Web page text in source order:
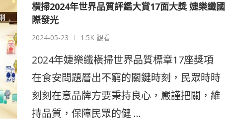
橫掃2024年世界品質評鑑大賞17面大獎 婕樂纖國
際發光
2024-05-23 1.5K 觀看
2024年婕樂纖橫掃世界品質標章17座獎項
在食安問題層出不窮的關鍵時刻，民眾時時
刻刻在意品牌方要秉持良心，嚴謹把關，維
持品質，保障民眾的健 …